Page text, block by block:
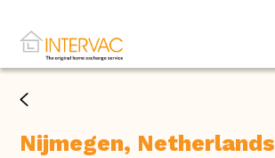
Nijmegen, Netherlands